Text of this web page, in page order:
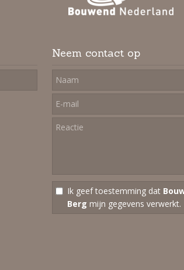
Neem contact op
Ik geef toestemming dat
Berg mijn gegevens verwerkt.